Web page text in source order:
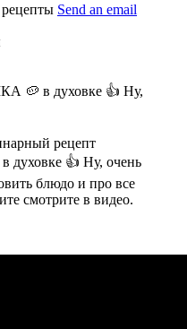
Send an email
рецепт
👍 Ну, очень
блюдо и про все
смотрите в видео.